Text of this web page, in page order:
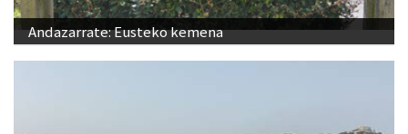
Andazarrate: Eusteko kemena